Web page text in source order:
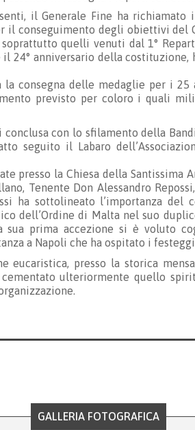
il Generale Fine ha richiamato
il conseguimento degli obiettivi del
quelli venuti dal 1°
24° anniversario della
la consegna delle medaglie per i
previsto per coloro i quali
con lo sfilamento della
seguito il Labaro
presso la Chiesa della Santissima
Tenente Don Alessandro
ha sottolineato l’importanza del
dell’Ordine di Malta nel suo
sua prima accezione si è voluto
a Napoli che ha ospitato i
eucaristica, presso la storica
ulteriormente quello
GALLERIA FOTOGRAFICA